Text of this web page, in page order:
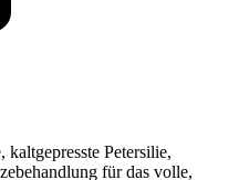
Petersilie,
für das volle,